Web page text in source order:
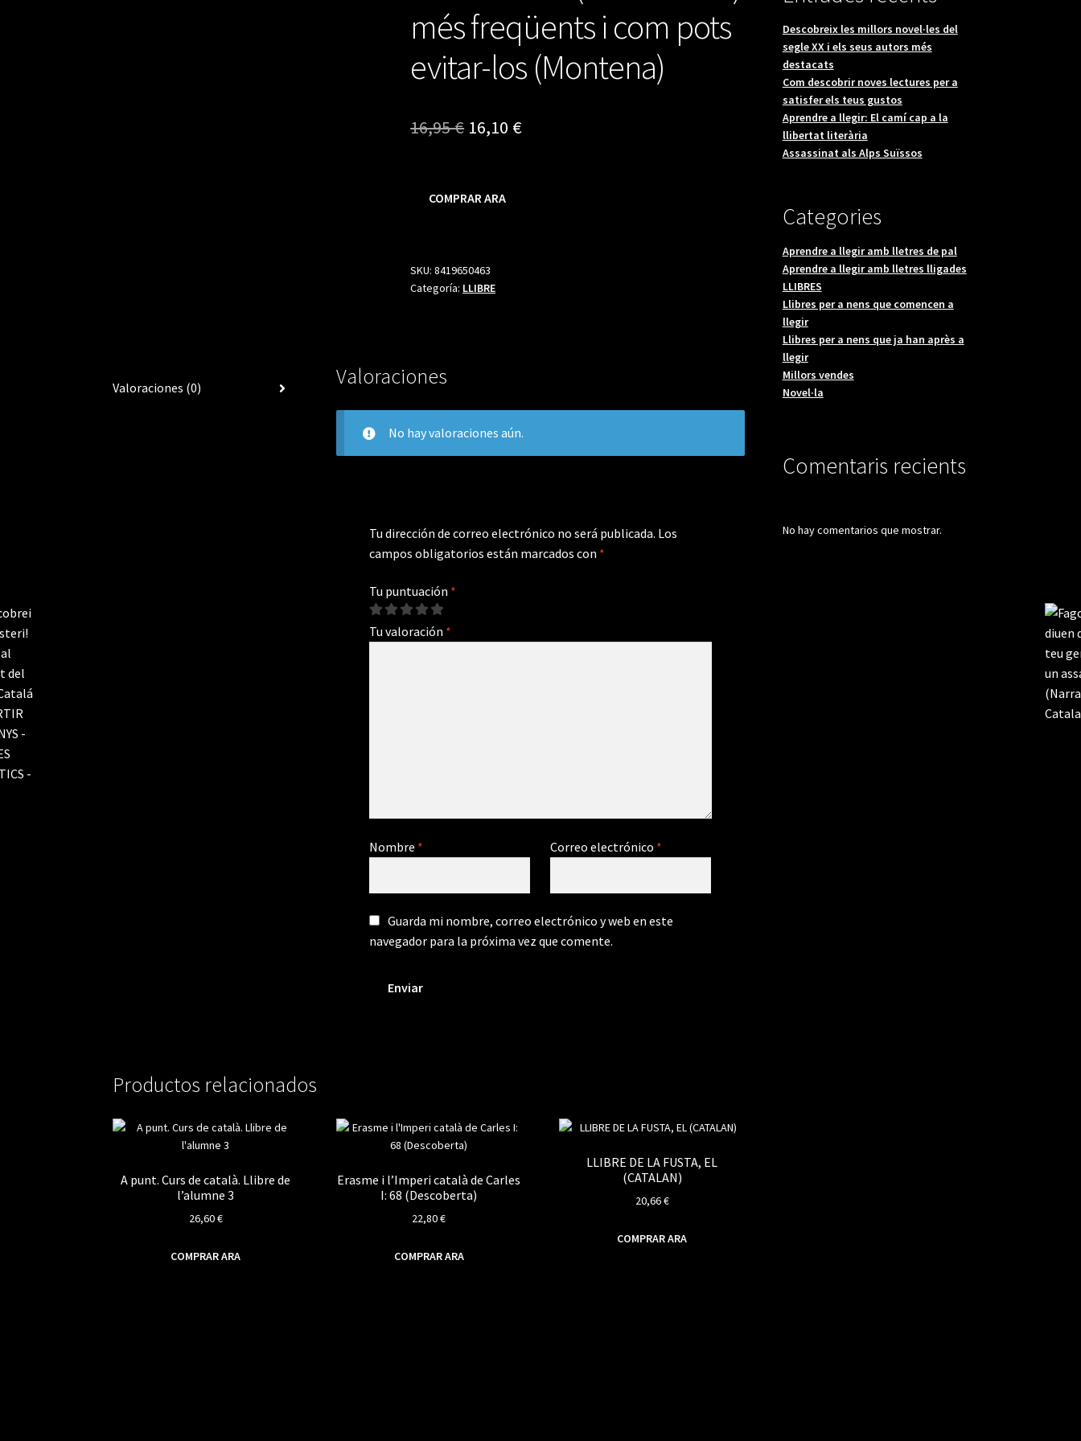
més freqüents i com pots
evitar-los (Montena)
16,95€ El
16,10 €El
COMPRAR ARA
SKU:8419650463
Categoría: LLIBRE
Valoraciones (0) Valoraciones
No hay valoraciones aún.
Tu dirección de correo electrónico no será publicada. Los
campos obligatorios están marcados con *
Tu puntuación *
Tu valoración *
Nombre * Correo electrónico *
Guarda mi nombre, correo electrónico y web en este
navegador para la próxima vez que comente.
Productos relacionados
A punt. Curs de català. Llibre de
l’alumne 3
26,60€
COMPRAR ARA
Erasme i l’Imperi català de Carles
I: 68 (Descoberta)
22,80€
COMPRAR ARA
LLIBRE DE LA FUSTA, EL
(CATALAN)
20,66€
COMPRAR ARA
Descobreix les millors novel·les del
segle XX i els seus autors més
destacats
Com descobrir noves lectures per a
satisfer els teus gustos
Aprendre a llegir: El camí cap a la
llibertat literària
Assassinat als Alps Suïssos
Categories
Aprendre a llegir amb lletres de pal
Aprendre a llegir amb lletres lligades
LLIBRES
Llibres per a nens que comencen a
llegir
Llibres per a nens que ja han après a
llegir
Millors vendes
Novel·la
Comentaris recients
No hay comentarios que mostrar.